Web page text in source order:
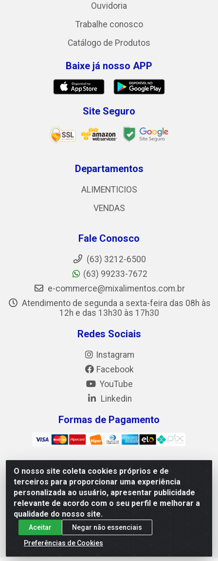
O nosso site coleta cookies próprios e de
terceiros para proporcionar uma experiência
personalizada ao usuário, apresentar publicidade
relevante de acordo com o seu perfil e melhorar a
qualidade do nosso site.
Aceitar
Negar não essenciais
Preferências de Cookies
Ouvidoria
Trabalhe conosco
Catálogo de Produtos
Baixe já nosso APP
Site Seguro
Departamentos
ALIMENTICIOS
VENDAS
Fale Conosco
(63) 3212-6500
(63) 99233-7672
e-commerce@mixalimentos.com.br
Atendimento de segunda a sexta-feira das 08h às
12h e das 13h30 às 17h30
Redes Sociais
Instagram
Facebook
YouTube
Linkedin
Formas de Pagamento
Mix Alimentos LTDA - Quadra Asr Ne 55 (412 Norte), Alameda
02, S/N - Plano Diretor Norte, Palmas/TO - CEP 77.006-540 -
CNPJ 05.922.500/0001-02